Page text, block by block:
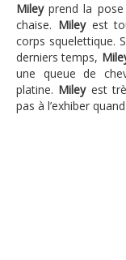
Mileyprend la pose
chaise. Mileyest
corps squelettique.
derniers temps,
une queue de
platine. Mileyest
pas à l’exhiber